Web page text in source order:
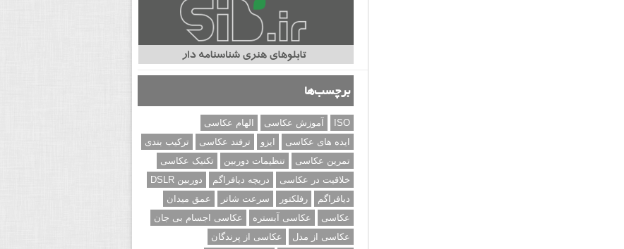
برچسب‌ها
ISO آموزش عکاسی
الهام عکاسی
ایده های عکاسی
ایزو ترفند عکاسی
ترکیب بندی
تمرین عکاسی
تنظیمات دوربین
تکنیک عکاسی
خلاقیت در عکاسی
دریچه دیافراگم
دوربین DSLR
دیافراگم
رفلکتور سرعت شاتر
عمق میدان
عکاسی
عکاسی آبستره
عکاسی اجسام بی جان
عکاسی از مدل
عکاسی از پرندگان